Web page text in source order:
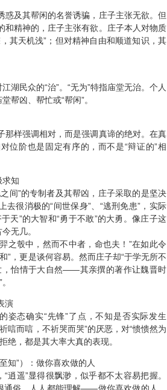
其帮闲的名誉诱骗，庄子主张无欲。但
和精神的，庄子主张有欲。庄子本人对物质
其天机浅”；但对精神自由和顺道知识，其
民众的“治”。“无为”特指庙堂无治。个人
帮凶、帮忙或“帮闲”。
强调相对，而是强调真谛的绝对。在真
位阶也是固定有序的，而不是“辩证的”相
知
”的专制者及其帮凶，庄子采取的是坚决
去很消极的“间世保身”、“逃刑免患”，实际
天”的大智和“勇于不敢”的大勇。像庄子这
无几。
彀中，然而不中者，命也夫！”在如此令
”，更是谈何容易。然而庄子却“于学无所不
，怡情于大自然——其亲撰的著作让魏晋时
演
态确实“先锋”了点，不知是否实际发生
唁而唁，不祈哭而哭”的厌恶，对“愦愦然为
绝，都是其大率大真的表现。
”）：做你喜欢做的人
遥”显得很飘渺，似乎都不太容易把握。